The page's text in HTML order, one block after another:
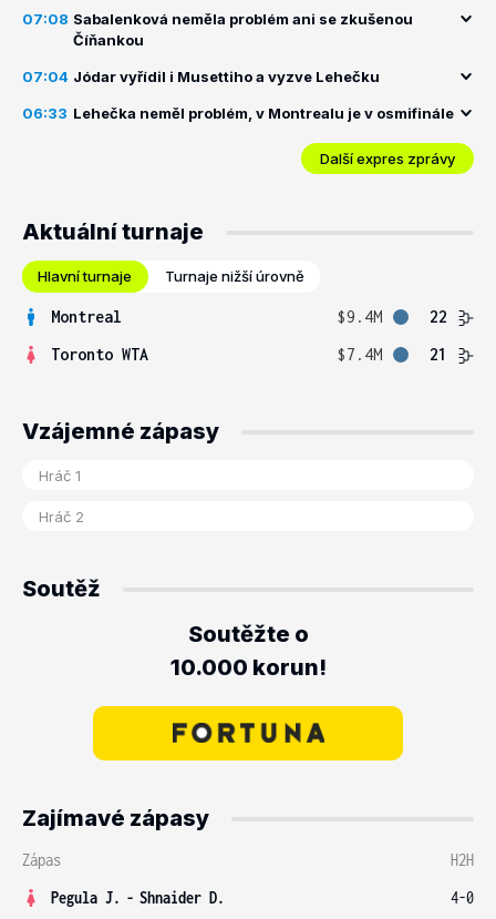
07:08 Sabalenková neměla problém ani se zkušenou
Číňankou
07:04 Jódar vyřídil i Musettiho a vyzve Lehečku
06:33 Lehečka neměl problém, v Montrealu je v osmifinále
Další expres zprávy
Aktuální turnaje
Hlavní turnaje Turnaje nižší úrovně
Montreal $9.4M
22
Toronto WTA
$7.4M 21
Vzájemné zápasy
Soutěž
Soutěžte o
10.000 korun!
Zajímavé zápasy
Zápas
H2H
Pegula J. - Shnaider D.
4-0